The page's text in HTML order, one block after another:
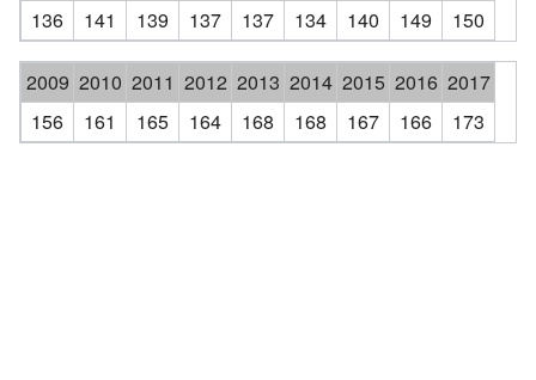
136
141 139 137 137 134 140 149 150
2009 2010 2011 2012 2013 2014 2015 2016 2017
156
161 165 164 168 168 167 166 173